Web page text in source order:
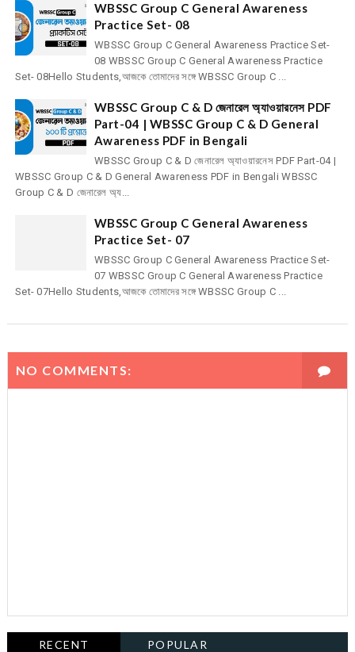
WBSSC Group C General Awareness
Practice Set- 08
WBSSC Group C General Awareness Practice Set-
08 WBSSC Group C General Awareness Practice
Set- 08Hello Students,আজকে তোমাদের সঙ্গে WBSSC Group C ...
WBSSC Group C & D জেনারেল অ্যাওয়ারনেস PDF
Part-04 | WBSSC Group C & D General
Awareness PDF in Bengali
WBSSC Group C & D জেনারেল অ্যাওয়ারনেস PDF Part-04 |
WBSSC Group C & D General Awareness PDF in Bengali WBSSC
Group C & D জেনারেল অ্য...
WBSSC Group C General Awareness
Practice Set- 07
WBSSC Group C General Awareness Practice Set-
07 WBSSC Group C General Awareness Practice
Set- 07Hello Students,আজকে তোমাদের সঙ্গে WBSSC Group C ...
NO COMMENTS:
RECENT POPULAR